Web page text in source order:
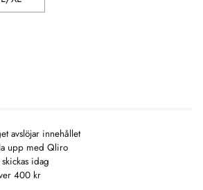
avslöjar innehållet
upp med Qliro
idag
400 kr